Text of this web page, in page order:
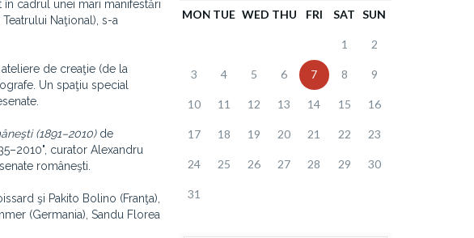
cadrul unei mari manifestări
Naţional), s-a
de creaţie (de la
Un spaţiu special
(1891–2010)de
curator Alexandru
româneşti.
şi Pakito Bolino (Franţa),
(Germania), Sandu Florea
MON TUE WED THU FRI SAT SUN
1 2
3 4 5 6 7 8 9
10 11 12 13 14 15 16
17 18 19 20 21 22 23
24 25 26 27 28 29 30
31